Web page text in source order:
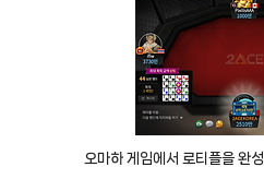
오마하 게임에서 로티플을 완